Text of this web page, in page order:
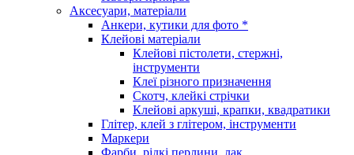
Аксесуари, матеріали
Анкери, кутики для фото *
Клейові матеріали
Клейові пістолети, стержні,
інструменти
Клеї різного призначення
Скотч, клейкі стрічки
Клейові аркуші, крапки, квадратики
Глітер, клей з глітером, інструменти
Маркери
Фарби, рідкі перлини, лак